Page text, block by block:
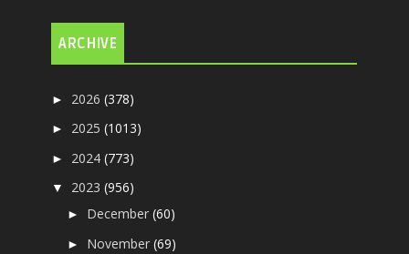
ARCHIVE
► 2026(378)
► 2025(1013)
► 2024(773)
▼ 2023(956)
► December(60)
► November(69)